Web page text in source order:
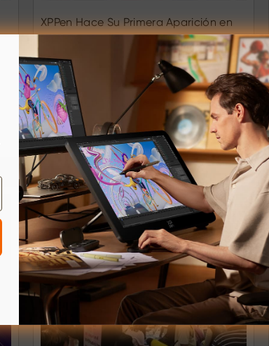
XPPen Hace Su Primera Aparición en
La Mole
Mar 28,2020 PM 18:05
Descubre más